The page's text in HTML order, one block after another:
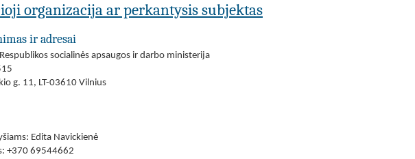
organizacija ar perkantysis subjektas
ir adresai
socialinės apsaugos ir darbo ministerija
g. 11, LT-03610 Vilnius
Edita Navickienė
+370 69544662